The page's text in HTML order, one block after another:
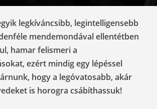
legkíváncsibb, legintelligensebb
mendemondával ellentétben
hamar felismeri a
ezért mindig egy lépéssel
hogy a legóvatosabb, akár
is horogra csábíthassuk!